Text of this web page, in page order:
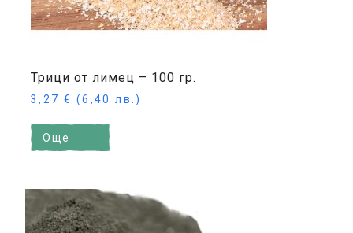
Трици от лимец – 100 гр.
3,27 € (6,40 лв.)
Още